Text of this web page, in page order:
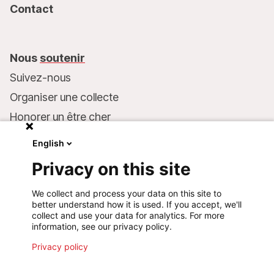
Contact
Nous soutenir
Suivez-nous
Organiser une collecte
Honorer un être cher
Faire un don
Coordonnées bancaires :
LU75 1111 0000 4848 0000
Comportement responsable
English
Privacy on this site
We collect and process your data on this site to
better understand how it is used. If you accept, we'll
collect and use your data for analytics. For more
information, see our privacy policy.
Privacy policy